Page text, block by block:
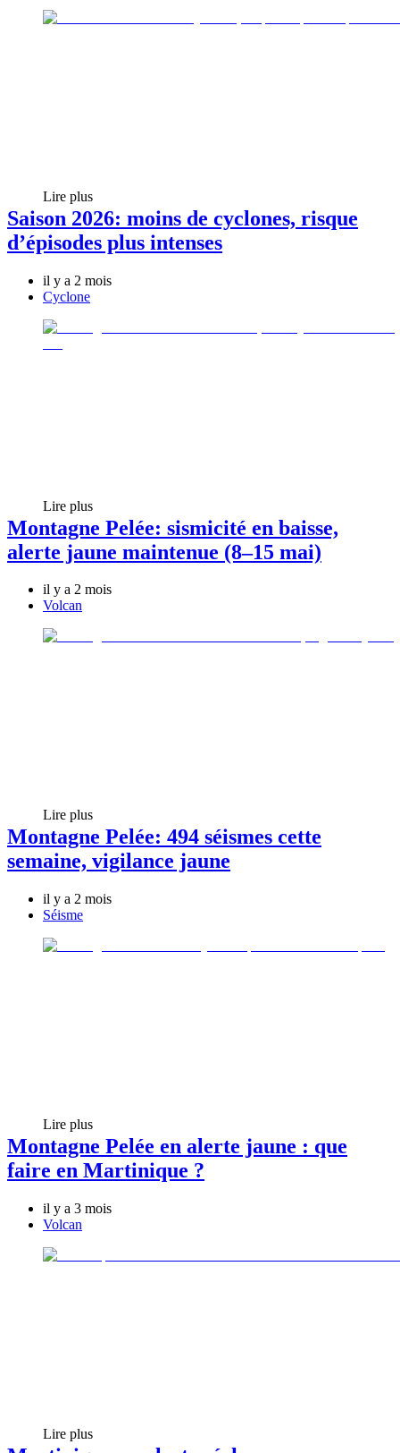
Lire plus
Saison 2026: moins de cyclones, risque
d’épisodes plus intenses
il y a 2 mois
Cyclone
Lire plus
Montagne Pelée: sismicité en baisse,
alerte jaune maintenue (8–15 mai)
il y a 2 mois
Volcan
Lire plus
Montagne Pelée: 494 séismes cette
semaine, vigilance jaune
il y a 2 mois
Séisme
Lire plus
Montagne Pelée en alerte jaune : que
faire en Martinique ?
il y a 3 mois
Volcan
Lire plus